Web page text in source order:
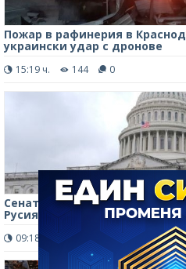
Пожар в рафинерия в
украински удар с дронове
15:19 ч. 144 0
Сенатът на САЩ прие
Русия и Иран
09:18 ч. 172 0